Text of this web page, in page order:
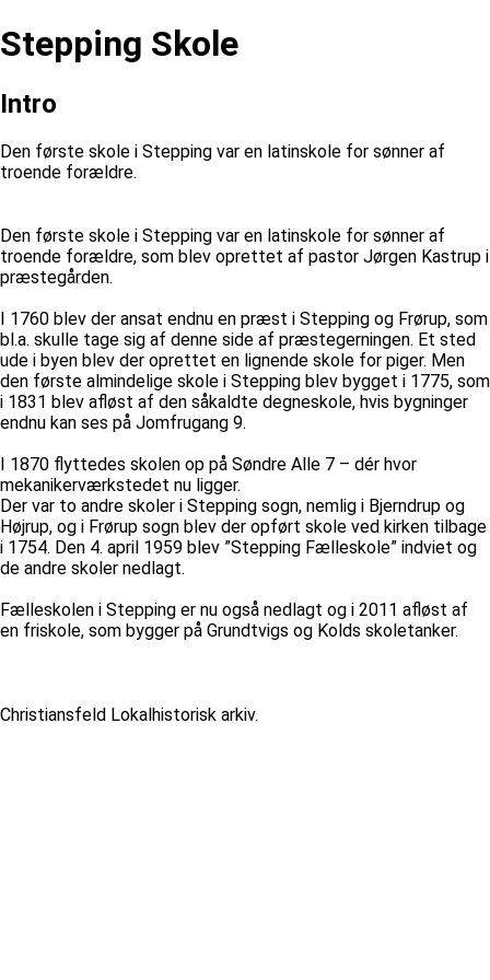
Stepping Skole
Intro
Den første skole i Stepping var en latinskole for sønner af
troende forældre.
Den første skole i Stepping var en latinskole for sønner af
troende forældre, som blev oprettet af pastor Jørgen Kastrup i
præstegården.
I 1760 blev der ansat endnu en præst i Stepping og Frørup, som
bl.a. skulle tage sig af denne side af præstegerningen. Et sted
ude i byen blev der oprettet en lignende skole for piger. Men
den første almindelige skole i Stepping blev bygget i 1775, som
i 1831 blev afløst af den såkaldte degneskole, hvis bygninger
endnu kan ses på Jomfrugang 9.
I 1870 flyttedes skolen op på Søndre Alle 7 – dér hvor
mekanikerværkstedet nu ligger.
Der var to andre skoler i Stepping sogn, nemlig i Bjerndrup og
Højrup, og i Frørup sogn blev der opført skole ved kirken tilbage
i 1754. Den 4. april 1959 blev ”Stepping Fælleskole” indviet og
de andre skoler nedlagt.
Fælleskolen i Stepping er nu også nedlagt og i 2011 afløst af
en friskole, som bygger på Grundtvigs og Kolds skoletanker.
Christiansfeld Lokalhistorisk arkiv.